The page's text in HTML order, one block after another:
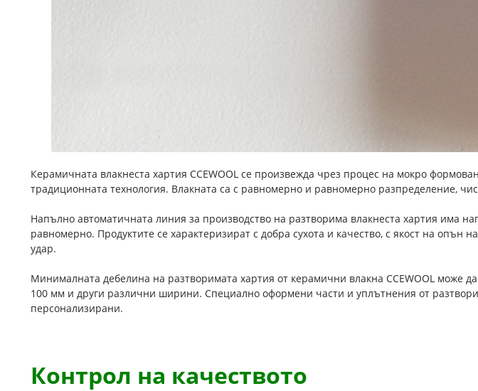
Керамичната влакнеста хартия CCEWOOL се произвежда чрез процес на мокро
традиционната технология. Влакната са с равномерно и равномерно разпределение,
Напълно автоматичната линия за производство на разтворима влакнеста хартия има
равномерно. Продуктите се характеризират с добра сухота и качество, с якост на опън
удар.
Минималната дебелина на разтворимата хартия от керамични влакна CCEWOOL
100 мм и други различни ширини. Специално оформени части и уплътнения от
персонализирани.
Контрол на качеството